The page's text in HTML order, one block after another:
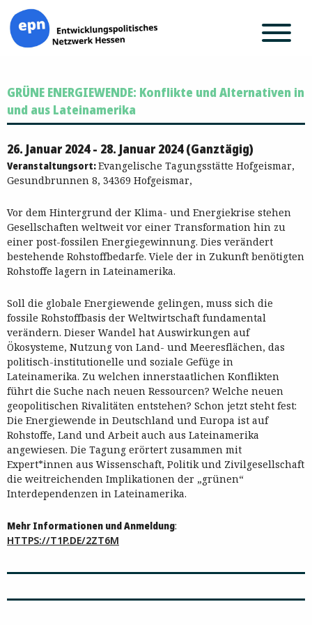
Inhalt
springen
GRÜNE ENERGIEWENDE: Konflikte und Alternativen in
und aus Lateinamerika
26. Januar 2024 - 28. Januar 2024 (Ganztägig)
Veranstaltungsort:Evangelische Tagungsstätte Hofgeismar,
Gesundbrunnen 8, 34369 Hofgeismar,
Vor dem Hintergrund der Klima- und Energiekrise stehen
Gesellschaften weltweit vor einer Transformation hin zu
einer post-fossilen Energiegewinnung. Dies verändert
bestehende Rohstoffbedarfe. Viele der in Zukunft benötigten
Rohstoffe lagern in Lateinamerika.
Soll die globale Energiewende gelingen, muss sich die
fossile Rohstoffbasis der Weltwirtschaft fundamental
verändern. Dieser Wandel hat Auswirkungen auf
Ökosysteme, Nutzung von Land- und Meeresflächen, das
politisch-institutionelle und soziale Gefüge in
Lateinamerika. Zu welchen innerstaatlichen Konflikten
führt die Suche nach neuen Ressourcen? Welche neuen
geopolitischen Rivalitäten entstehen? Schon jetzt steht fest:
Die Energiewende in Deutschland und Europa ist auf
Rohstoffe, Land und Arbeit auch aus Lateinamerika
angewiesen. Die Tagung erörtert zusammen mit
Expert*innen aus Wissenschaft, Politik und Zivilgesellschaft
die weitreichenden Implikationen der „grünen“
Interdependenzen in Lateinamerika.
Mehr Informationen und Anmeldung:
HTTPS://T1P.DE/2ZT6M